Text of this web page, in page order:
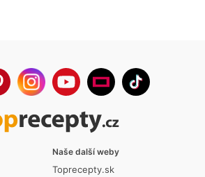
Naše další weby
Toprecepty.sk